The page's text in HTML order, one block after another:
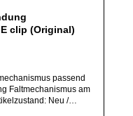
clip (Original)
passend
Faltmechanismus am
Neu /